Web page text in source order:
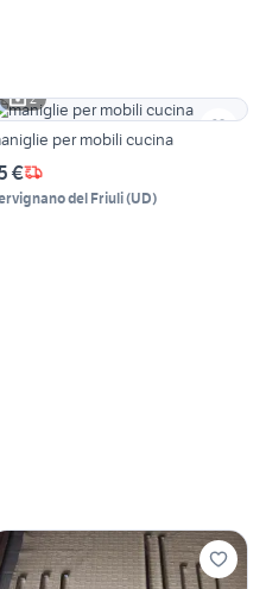
2
per mobili cucina
€
del Friuli(UD)